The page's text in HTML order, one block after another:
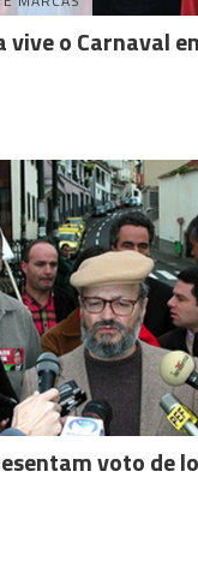
vive o Carnaval
voto de